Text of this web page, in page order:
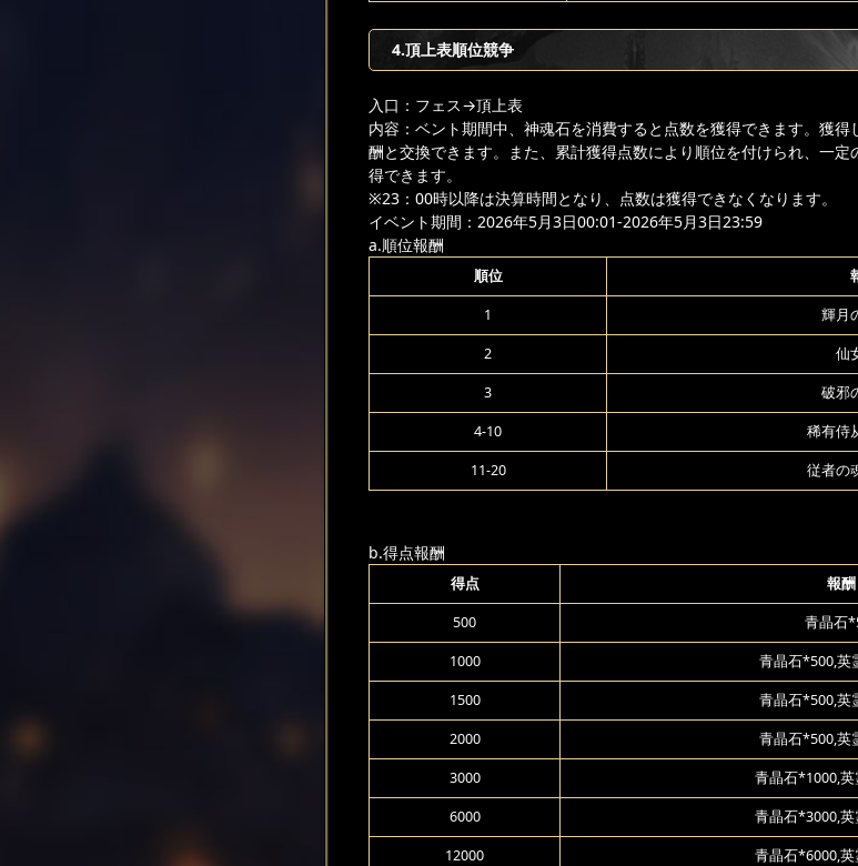
4.頂上表順位競争
入口：フェス→頂上表
内容：ベント期間中、神魂石を消費すると点数を獲得できます。獲
酬と交換できます。また、累計獲得点数により順位を付けられ、一
得できます。
※23：00時以降は決算時間となり、点数は獲得できなくなります。
イベント期間：2026年5月3日00:01-2026年5月3日23:59
a.順位報酬
順位
1 輝月
2 仙
3 破邪
4-10 稀有侍
11-20 従者の
b.得点報酬
得点 報酬
500 青晶石
1000 青晶石*500,英
1500 青晶石*500,英
2000 青晶石*500,英
3000 青晶石*1000,
6000 青晶石*3000,
12000 青晶石*6000,